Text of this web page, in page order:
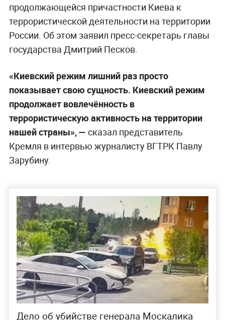
продолжающейся причастности Киева к
террористической деятельности на территории
России. Об этом заявил пресс-секретарь главы
государства Дмитрий Песков.
«Киевский режим лишний раз просто
показывает свою сущность. Киевский режим
продолжает вовлечённость в
террористическую активность на территории
нашей страны», — сказал представитель
Кремля в интервью журналисту ВГТРК Павлу
Зарубину.
Дело об убийстве генерала Москалика